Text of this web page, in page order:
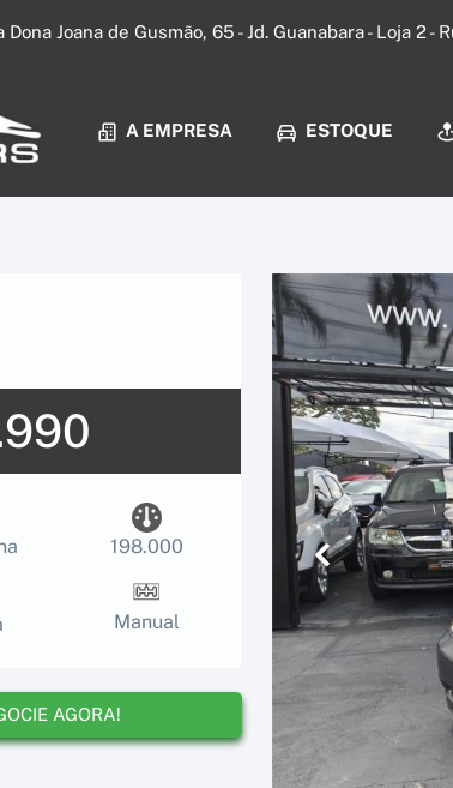
Dona Joana de Gusmão, 65 - Jd. Guanabara - Loja
A EMPRESA ESTOQUE
198.000
Manual
AGORA!
Anterior